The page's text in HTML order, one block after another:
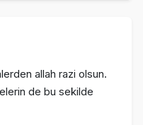
allah razi olsun.
de bu sekilde